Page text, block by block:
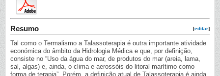
[editar]
Resumo
Tal como o Termalismo a Talassoterapia é outra importante atividade
económica do âmbito da Hidrologia Médica e que, por definição,
consiste no “Uso da água do mar, de produtos do mar (areia, lama,
sal, algas) e, ainda, o clima e aerossóis do litoral marítimo como
forma de terapia”. Porém, a definição atual de Talassoterapia é ainda